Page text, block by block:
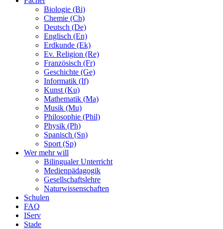
Biologie (Bi)
Chemie (Ch)
Deutsch (De)
Englisch (En)
Erdkunde (Ek)
Ev. Religion (Re)
Französisch (Fr)
Geschichte (Ge)
Informatik (If)
Kunst (Ku)
Mathematik (Ma)
Musik (Mu)
Philosophie (Phil)
Physik (Ph)
Spanisch (Sn)
Sport (Sp)
Wer mehr will
Bilingualer Unterricht
Medienpädagogik
Gesellschaftslehre
Naturwissenschaften
Schulen
FAQ
IServ
Stade